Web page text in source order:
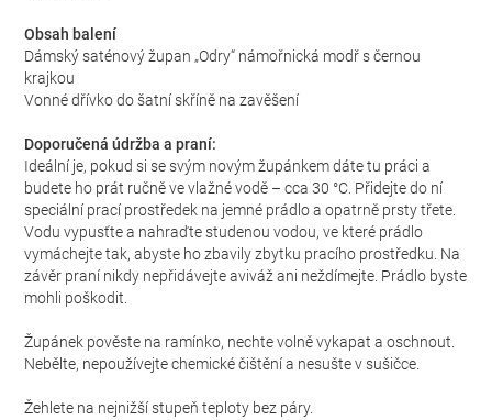
Obsah balení
Dámský saténový župan „Odry“ námořnická modř s černou
krajkou
Vonné dřívko do šatní skříně na zavěšení
Doporučená údržba a praní:
Ideální je, pokud si se svým novým župánkem dáte tu práci a
budete ho prát ručně ve vlažné vodě – cca 30 °C. Přidejte do ní
speciální prací prostředek na jemné prádlo a opatrně prsty třete.
Vodu vypusťte a nahraďte studenou vodou, ve které prádlo
vymáchejte tak, abyste ho zbavily zbytku pracího prostředku. Na
závěr praní nikdy nepřidávejte aviváž ani neždímejte. Prádlo byste
mohli poškodit.
Župánek pověste na ramínko, nechte volně vykapat a oschnout.
Nebělte, nepoužívejte chemické čištění a nesušte v sušičce.
Žehlete na nejnižší stupeň teploty bez páry.